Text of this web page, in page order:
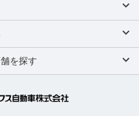
を探す